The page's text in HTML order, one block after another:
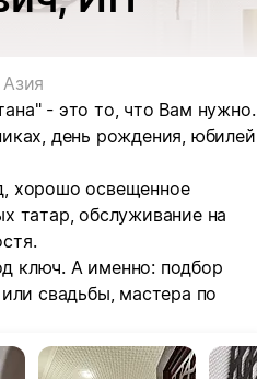
Азия
- это то, что Вам нужно.
день рождения, юбилей
хорошо освещенное
татар, обслуживание на
ключ. А именно: подбор
свадьбы, мастера по